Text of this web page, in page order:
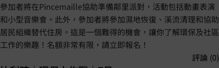
參加者將在Pincemaille協助準備鄰里派對，活動包括動畫表演
和小型音樂會。此外，參加者將參加濕地恢復、溪流清理和協助
居民組織替代住房。這是一個難得的機會，讓你了解環保及社區
工作的樂趣！名額非常有限，請立即報名！
評論 (0)